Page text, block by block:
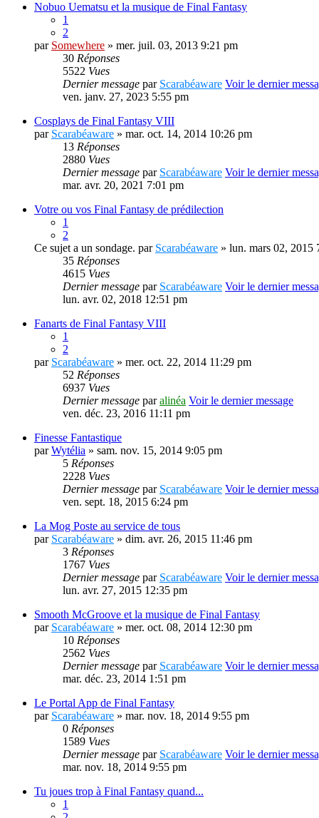
Nobuo Uematsu et la musique de Final Fantasy
1
2
par Somewhere » mer. juil. 03, 2013 9:21 pm
30 Réponses
5522 Vues
Dernier message par Scarabéaware Voir le dernier
ven. janv. 27, 2023 5:55 pm
Cosplays de Final Fantasy VIII
par Scarabéaware » mar. oct. 14, 2014 10:26 pm
13 Réponses
2880 Vues
Dernier message par Scarabéaware Voir le dernier
mar. avr. 20, 2021 7:01 pm
Votre ou vos Final Fantasy de prédilection
1
2
Ce sujet a un sondage. par Scarabéaware » lun. mars 02, 2015
35 Réponses
4615 Vues
Dernier message par Scarabéaware Voir le dernier
lun. avr. 02, 2018 12:51 pm
Fanarts de Final Fantasy VIII
1
2
par Scarabéaware » mer. oct. 22, 2014 11:29 pm
52 Réponses
6937 Vues
Dernier message paralinéa Voir le dernier message
ven. déc. 23, 2016 11:11 pm
Finesse Fantastique
parWytélia » sam. nov. 15, 2014 9:05 pm
5 Réponses
2228 Vues
Dernier message par Scarabéaware Voir le dernier
ven. sept. 18, 2015 6:24 pm
La Mog Poste au service de tous
par Scarabéaware » dim. avr. 26, 2015 11:46 pm
3 Réponses
1767 Vues
Dernier message par Scarabéaware Voir le dernier
lun. avr. 27, 2015 12:35 pm
Smooth McGroove et la musique de Final Fantasy
par Scarabéaware » mer. oct. 08, 2014 12:30 pm
10 Réponses
2562 Vues
Dernier message par Scarabéaware Voir le dernier
mar. déc. 23, 2014 1:51 pm
Le Portal App de Final Fantasy
par Scarabéaware » mar. nov. 18, 2014 9:55 pm
0 Réponses
1589 Vues
Dernier message par Scarabéaware Voir le dernier
mar. nov. 18, 2014 9:55 pm
Tu joues trop à Final Fantasy quand...
1